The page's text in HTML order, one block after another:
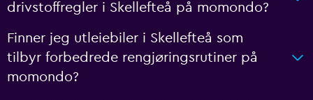
drivstoffregler i Skellefteå på momondo?
Finner jeg utleiebiler i Skellefteå som
tilbyr forbedrede rengjøringsrutiner på
momondo?